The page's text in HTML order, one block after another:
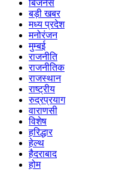
बिजनेस
बड़ी खबर
मध्य प्रदेश
मनोरंजन
मुम्बई
राजनीति
राजनीतिक
राजस्थान
राष्ट्रीय
रुद्रप्रयाग
वाराणसी
विशेष
हरिद्धार
हेल्थ
हैदराबाद
होम